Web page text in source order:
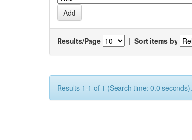
Results/Page | Sort items by
Results 1-1 of 1 (Search time: 0.0 seconds).